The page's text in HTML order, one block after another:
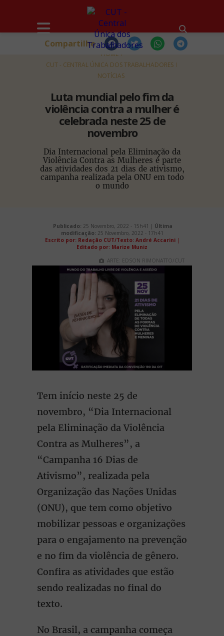
HOME
CUT - CENTRAL ÚNICA DOS TRABALHADORES
NOTÍCIAS
Luta mundial pelo fim da
violência contra a mulher é
celebrada neste 25 de
novembro
Dia Internacional pela Eliminação da
Violência Contra as Mulheres é parte
das atividades dos 21 dias de ativismo,
campanha realizada pela ONU em todo
o mundo
Compartilhe
Publicado: 25 Novembro, 2022 - 15h41 | Última
modificação: 25 Novembro, 2022 - 17h41
Escrito por: Redação CUT/Texto: André Accarini|
Editado por: Marize Muniz
ARTE: EDSON RIMONATTO/CUT
Tem início neste 25 de
novembro, “Dia Internacional
pela Eliminação da Violência
Contra as Mulheres”, a
“Campanha 16 Dias de
Ativismo”, realizada pela
Organização das Nações Unidas
(ONU), que tem como objetivo
mobilizar pessoas e organizações
para o engajamento na prevenção
e no fim da violência de gênero.
Confira as atividades que estão
sendo realizadas no final do
texto.
No Brasil, a campanha começa